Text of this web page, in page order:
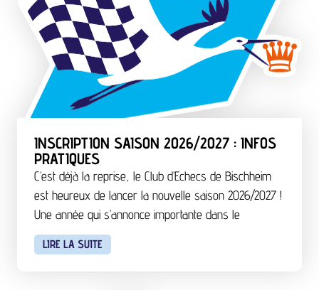
INSCRIPTION SAISON 2026/2027 : INFOS
PRATIQUES
C’est déjà la reprise, le Club d’Echecs de Bischheim
est heureux de lancer la nouvelle saison 2026/2027 !
Une année qui s’annonce importante dans le
LIRE LA SUITE